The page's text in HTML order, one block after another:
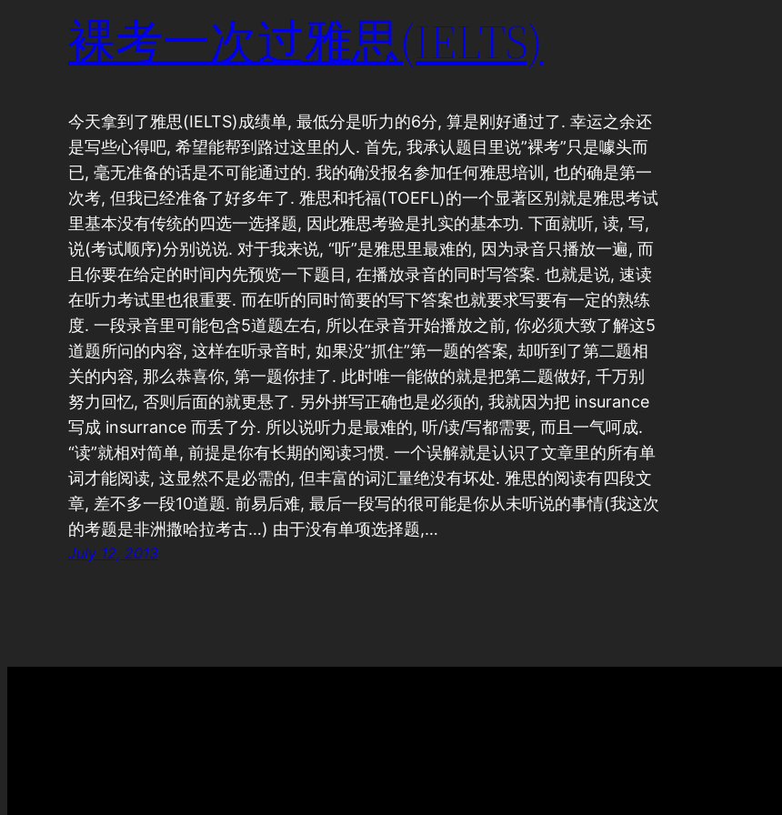
裸考一次过雅思(IELTS)
今天拿到了雅思(IELTS)成绩单, 最低分是听力的6分, 算是刚好通过了. 幸运之余还
是写些心得吧, 希望能帮到路过这里的人. 首先, 我承认题目里说”裸考”只是噱头而
已, 毫无准备的话是不可能通过的. 我的确没报名参加任何雅思培训, 也的确是第一
次考, 但我已经准备了好多年了. 雅思和托福(TOEFL)的一个显著区别就是雅思考试
里基本没有传统的四选一选择题, 因此雅思考验是扎实的基本功. 下面就听, 读, 写,
说(考试顺序)分别说说. 对于我来说, “听”是雅思里最难的, 因为录音只播放一遍, 而
且你要在给定的时间内先预览一下题目, 在播放录音的同时写答案. 也就是说, 速读
在听力考试里也很重要. 而在听的同时简要的写下答案也就要求写要有一定的熟练
度. 一段录音里可能包含5道题左右, 所以在录音开始播放之前, 你必须大致了解这5
道题所问的内容, 这样在听录音时, 如果没”抓住”第一题的答案, 却听到了第二题相
关的内容, 那么恭喜你, 第一题你挂了. 此时唯一能做的就是把第二题做好, 千万别
努力回忆, 否则后面的就更悬了. 另外拼写正确也是必须的, 我就因为把 insurance
写成 insurrance 而丢了分. 所以说听力是最难的, 听/读/写都需要, 而且一气呵成.
“读”就相对简单, 前提是你有长期的阅读习惯. 一个误解就是认识了文章里的所有单
词才能阅读, 这显然不是必需的, 但丰富的词汇量绝没有坏处. 雅思的阅读有四段文
章, 差不多一段10道题. 前易后难, 最后一段写的很可能是你从未听说的事情(我这次
的考题是非洲撒哈拉考古…) 由于没有单项选择题,…
July 12, 2013